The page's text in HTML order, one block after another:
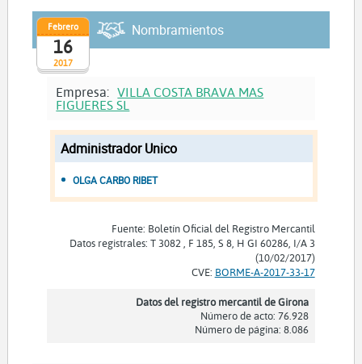
2017
Febrero
16
Nombramientos
Empresa: VILLA COSTA BRAVA MAS
FIGUERES SL
Administrador Unico
OLGA CARBO RIBET
Fuente: Boletín Oficial del Registro Mercantil
Datos registrales: T 3082 , F 185, S 8, H GI 60286, I/A 3
(10/02/2017)
CVE: BORME-A-2017-33-17
Datos del registro mercantil de Girona
Número de acto: 76.928
Número de página: 8.086